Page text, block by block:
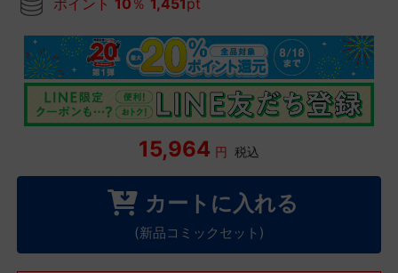
ポイント 10 ％ 1,451pt
15,964 円 税込
カートに入れる
(新品コミックセット)